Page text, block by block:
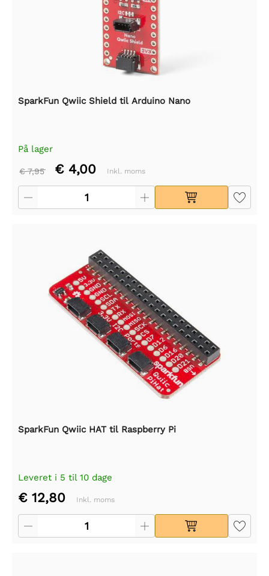
SparkFun Qwiic Shield til Arduino Nano
På lager
€ 7,95 € 4,00 Inkl. moms
SparkFun Qwiic HAT til Raspberry Pi
Leveret i 5 til 10 dage
€ 12,80 Inkl. moms